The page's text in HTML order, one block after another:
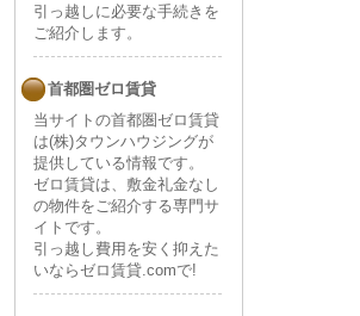
引っ越しに必要な手続きを
ご紹介します。
首都圏ゼロ賃貸
当サイトの首都圏ゼロ賃貸
は(株)タウンハウジングが
提供している情報です。
ゼロ賃貸は、敷金礼金なし
の物件をご紹介する専門サ
イトです。
引っ越し費用を安く抑えた
いならゼロ賃貸.comで!